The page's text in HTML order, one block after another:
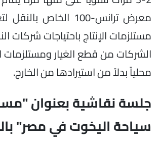
معرض ترانس-100
مستلزمات الإنتاج باحتياجات شركات
الشركات من قطع الغيار ومستلزمات
محلياً بدلاً من استيرادها من الخارج.
جلسة نقاشية بعنوان
سياحة اليخوت في مصر"